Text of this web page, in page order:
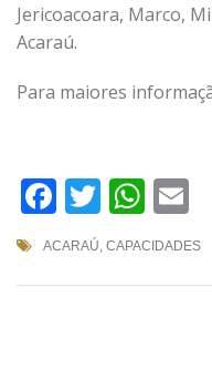
Jericoacoara, Marco,
Acaraú.
Para maiores
Facebook
Twitter
ACARAÚ, CAPACIDADES